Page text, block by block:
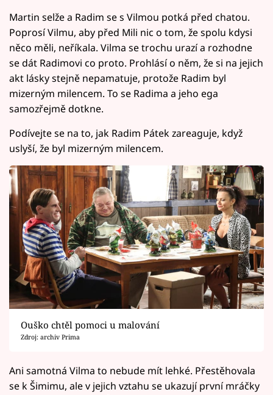
Martin selže a Radim se s Vilmou potká před chatou.
Poprosí Vilmu, aby před Mili nic o tom, že spolu kdysi
něco měli, neříkala. Vilma se trochu urazí a rozhodne
se dát Radimovi co proto. Prohlásí o něm, že si na jejich
akt lásky stejně nepamatuje, protože Radim byl
mizerným milencem. To se Radima a jeho ega
samozřejmě dotkne.
Podívejte se na to, jak Radim Pátek zareaguje, když
uslyší, že byl mizerným milencem.
Ouško chtěl pomoci u malování
Zdroj: archiv Prima
Ani samotná Vilma to nebude mít lehké. Přestěhovala
se k Šimimu, ale v jejich vztahu se ukazují první mráčky